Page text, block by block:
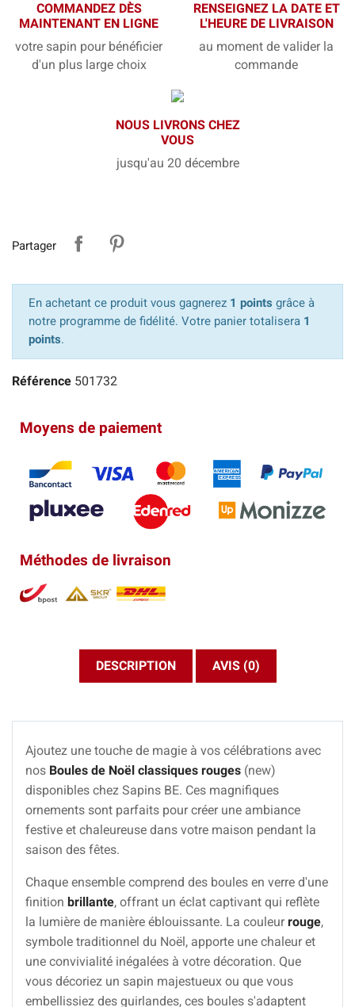
COMMANDEZ DÈS
MAINTENANT EN LIGNE
votre sapin pour bénéficier
d'un plus large choix
RENSEIGNEZ LA DATE ET
L'HEURE DE LIVRAISON
au moment de valider la
commande
NOUS LIVRONS CHEZ
VOUS
jusqu'au 20 décembre
Partager
En achetant ce produit vous gagnerez 1 points grâce à
notre programme de fidélité. Votre panier totalisera 1
points.
Référence 501732
Moyens de paiement
Méthodes de livraison
DESCRIPTION AVIS (0)
Ajoutez une touche de magie à vos célébrations avec
nos Boules de Noël classiques rouges (new)
disponibles chez Sapins BE. Ces magnifiques
ornements sont parfaits pour créer une ambiance
festive et chaleureuse dans votre maison pendant la
saison des fêtes.
Chaque ensemble comprend des boules en verre d'une
finition brillante, offrant un éclat captivant qui reflète
la lumière de manière éblouissante. La couleurrouge,
symbole traditionnel du Noël, apporte une chaleur et
une convivialité inégalées à votre décoration. Que
vous décoriez un sapin majestueux ou que vous
embellissiez des guirlandes, ces boules s'adaptent